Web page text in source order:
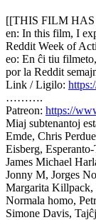
[[THIS FILM
en: In this film, I
Reddit Week of
eo: En ĉi tiu
por la Reddit
Link / Ligilo:
……….
Patreon: https://
Miaj subtenantoj
Emde, Chris
Eisberg,
James Michael
Jonny M, Jorges
Margarita Killpack,
Normala homo,
Simone Davis,